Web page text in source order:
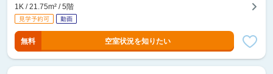
1K / 21.75m² / 5階
無料 空室状況を知りたい